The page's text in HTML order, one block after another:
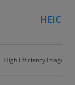
HEIC
High Efficiency Image